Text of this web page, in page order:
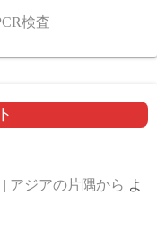
検査
アジアの片隅から よ